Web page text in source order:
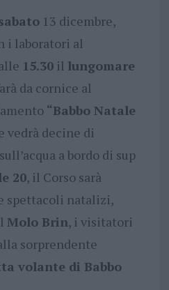
13 dicembre,
i laboratori al
15.30il lungomare
da cornice al
“Babbo Natale
vedrà decine di
a bordo di sup
20, il Corso sarà
spettacoli natalizi,
Molo Brin, i visitatori
sorprendente
volante di Babbo